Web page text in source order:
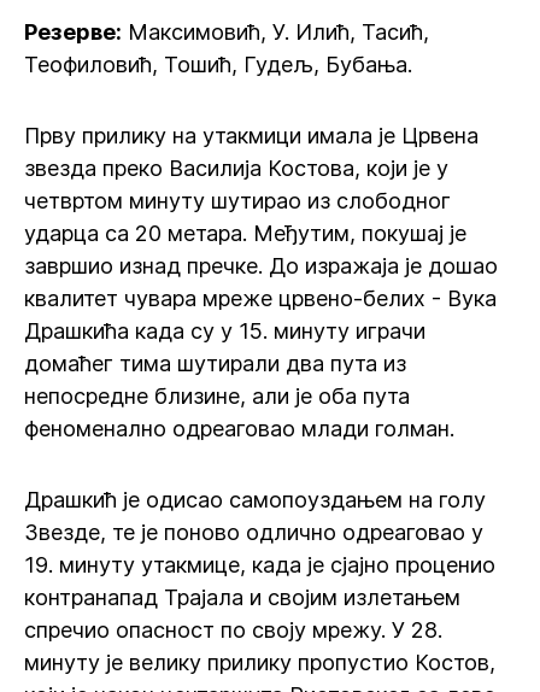
Резерве: Максимовић, У. Илић, Тасић,
Теофиловић, Тошић, Гудељ, Бубања.
Прву прилику на утакмици имала је Црвена
звезда преко Василија Костова, који је у
четвртом минуту шутирао из слободног
ударца са 20 метара. Међутим, покушај је
завршио изнад пречке. До изражаја је дошао
квалитет чувара мреже црвено-белих - Вука
Драшкића када су у 15. минуту играчи
домаћег тима шутирали два пута из
непосредне близине, али је оба пута
феноменално одреаговао млади голман.
Драшкић је одисао самопоуздањем на голу
Звезде, те је поново одлично одреаговао у
19. минуту утакмице, када је сјајно проценио
контранапад Трајала и својим излетањем
спречио опасност по своју мрежу. У 28.
минуту је велику прилику пропустио Костов,